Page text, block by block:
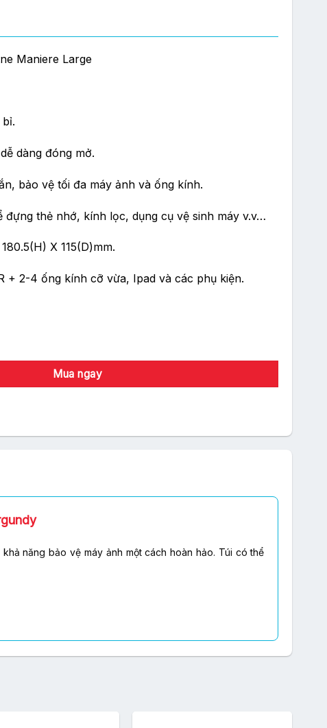
₫.
Maniere Large
dàng đóng mở.
bảo vệ tối đa máy ảnh và ống kính.
đựng thẻ nhớ, kính lọc, dụng cụ vệ sinh máy v.v…
X 115(D)mm.
+ 2-4 ống kính cỡ vừa, Ipad và các phụ kiện.
Large Burgundy số lượng
Mua ngay
năng bảo vệ máy ảnh một cách hoàn hảo. Túi có thể